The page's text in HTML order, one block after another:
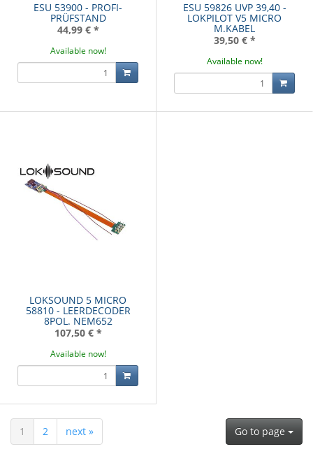
ESU 53900 - PROFI-
PRÜFSTAND
44,99 € *
Available now!
ESU 59826 UVP 39,40 -
LOKPILOT V5 MICRO
M.KABEL
39,50 € *
Available now!
LOKSOUND 5 MICRO
58810 - LEERDECODER
8POL. NEM652
107,50 € *
Available now!
1 2 next » Go to page